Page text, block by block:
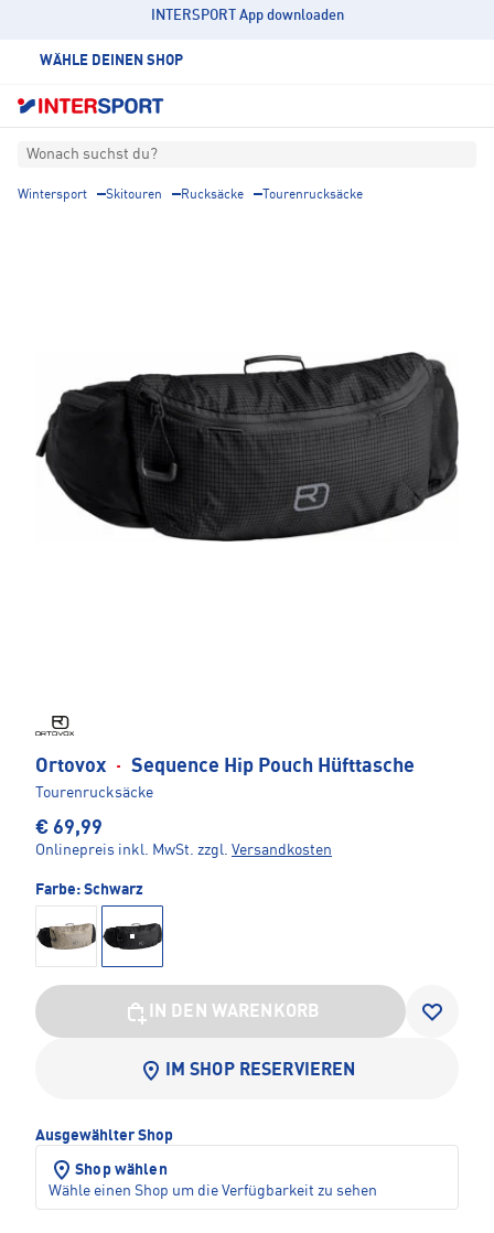
INTERSPORT App downloaden
WÄHLE DEINEN SHOP
Wonach suchst du?
Wintersport Skitouren Rucksäcke Tourenrucksäcke
Ortovox · Sequence Hip Pouch Hüfttasche
Tourenrucksäcke
€ 69,99
Onlinepreis inkl. MwSt. zzgl. Versandkosten
Farbe: Schwarz
IN DEN WARENKORB
IM SHOP RESERVIEREN
Ausgewählter Shop
Shop wählen
Wähle einen Shop um die Verfügbarkeit zu sehen